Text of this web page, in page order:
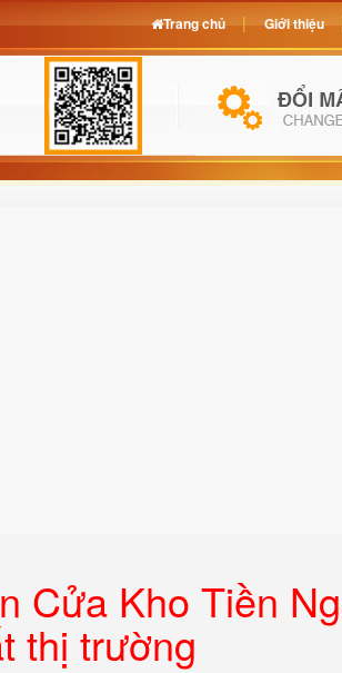
Cửa Kho Tiền
thị trường
Trang chủ Giới thiệu